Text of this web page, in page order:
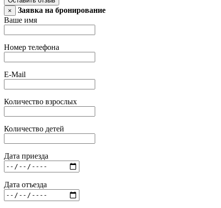
×
Заявка на бронирование
Ваше имя
Номер телефона
E-Mail
Количество взрослых
Количество детей
Дата приезда
Дата отъезда